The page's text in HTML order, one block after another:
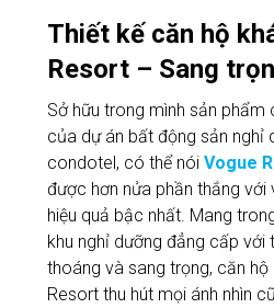
Thiết kế căn hộ
Resort – Sang
Sở hữu trong mình sản phẩm
của dự án bất động sản nghỉ
condotel, có thể nói Vogue
được hơn nửa phần thắng với
hiệu quả bậc nhất. Mang
khu nghỉ dưỡng đẳng cấp với
thoáng và sang trọng, căn
Resort thu hút mọi ánh nhìn